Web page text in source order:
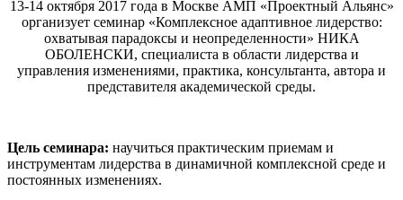
13-14 октября 2017 года в Москве АМП «Проектный Альянс»
организует семинар «Комплексное адаптивное лидерство:
охватывая парадоксы и неопределенности» НИКА
ОБОЛЕНСКИ, специалиста в области лидерства и
управления изменениями, практика, консультанта, автора и
представителя академической среды.
Цель семинара: научиться практическим приемам и
инструментам лидерства в динамичной комплексной среде и
постоянных изменениях.